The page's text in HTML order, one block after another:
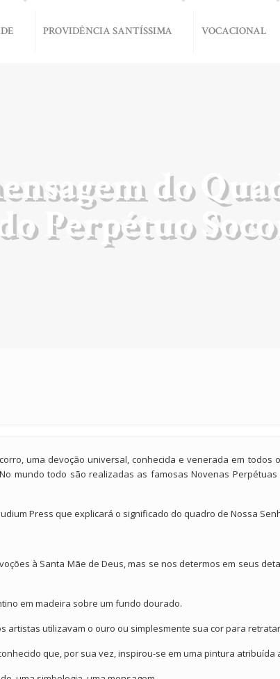
PROVIDÊNCIA SANTÍSSIMA VOCACIONAL
do
Perpétuo
uma devoção universal, conhecida e venerada em todos
mundo todo são realizadas as famosas Novenas
Press que explicará o significado do quadro de Nossa
à Santa Mãe de Deus, mas se nos determos em seus
em madeira sobre um fundo dourado.
artistas utilizavam o ouro ou simplesmente sua cor para
que, por sua vez, inspirou-se em uma pintura atribuída